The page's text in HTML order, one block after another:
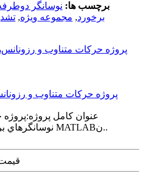
برچسب ها: نوسانگر
برخورد, مجموعه ويژه,
پروژه حرکات متناوب و
عنوان کامل
نوسانگرهاي برخوردي با استفاده از نرم افزار MATLABن..
قیمت